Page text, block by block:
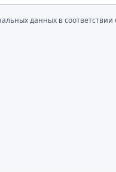
данных в соответствии